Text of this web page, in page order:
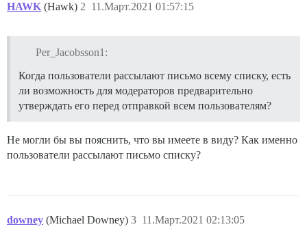
HAWK (Hawk) 11.Март.2021 01:57:15
2
Per_Jacobsson1:
Когда пользователи рассылают письмо всему списку, есть
ли возможность для модераторов предварительно
утверждать его перед отправкой всем пользователям?
Не могли бы вы пояснить, что вы имеете в виду? Как именно
пользователи рассылают письмо списку?
downey (Michael Downey) 11.Март.2021 02:13:05
3